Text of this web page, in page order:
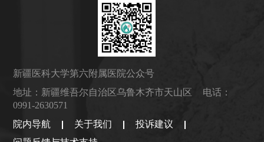
院内导航 关于我们
投诉建议
地址：新疆维吾尔自治区乌鲁木齐市天山区
电话：
0991-2630571
新疆医科大学第六附属医院公众号